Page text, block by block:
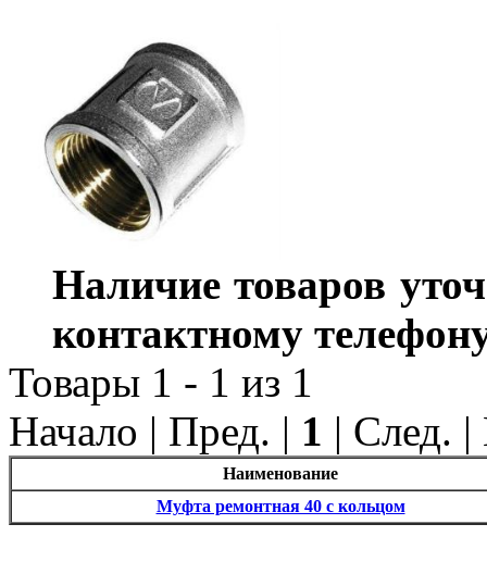
Наличие товаров
контактному
Товары 1 - 1 из 1
Начало | Пред. | 1 | След.
Наименование
Муфта ремонтная 40 с кольцом